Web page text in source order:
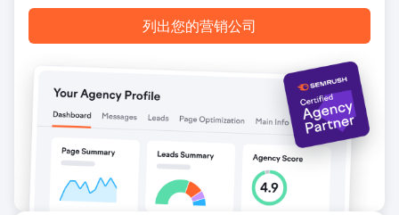
列出您的营销公司